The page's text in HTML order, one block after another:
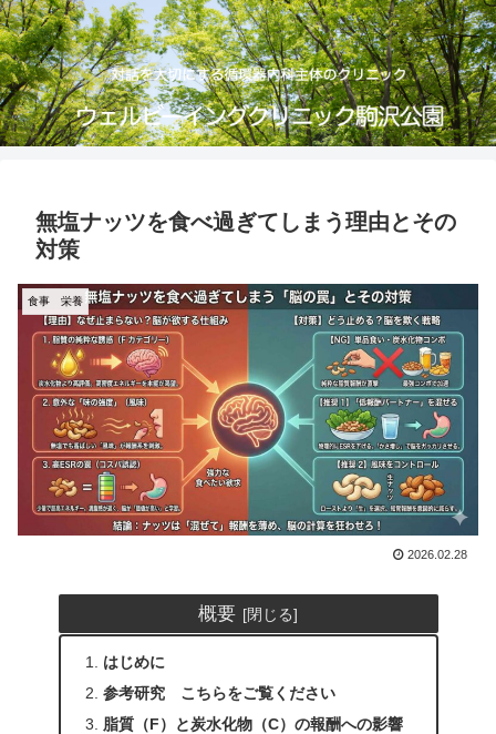
無塩ナッツを食べ過ぎてしまう理由とその
対策
食事 栄養
2026.02.28
概要
はじめに
参考研究 こちらをご覧ください
脂質（F）と炭水化物（C）の報酬への影響